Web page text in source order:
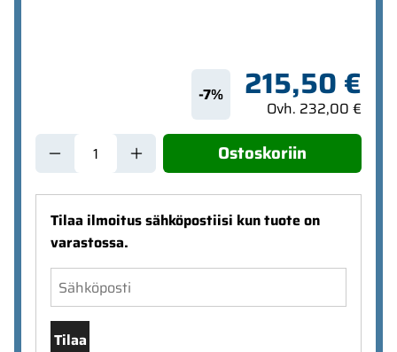
-7% 215,50 €
Ovh. 232,00 €
Ostoskoriin
Tilaa ilmoitus sähköpostiisi kun tuote on
varastossa.
Tilaa